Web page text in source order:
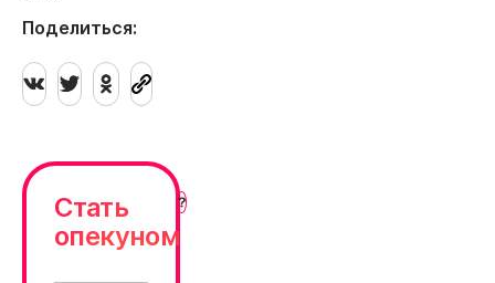
Поделиться:
Стать
опекуном